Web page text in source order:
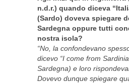
n.d.r.) quando diceva
(Sardo) doveva spiegare
Sardegna oppure tutti
nostra isola?
“No, la confondevano
dicevo “I come from
Sardegna) e loro
Dovevo dunque spiegare